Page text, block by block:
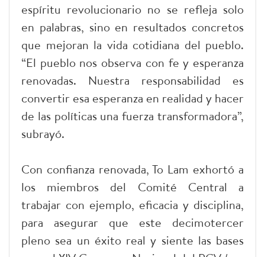
espíritu revolucionario no se refleja solo
en palabras, sino en resultados concretos
que mejoran la vida cotidiana del pueblo.
“El pueblo nos observa con fe y esperanza
renovadas. Nuestra responsabilidad es
convertir esa esperanza en realidad y hacer
de las políticas una fuerza transformadora”,
subrayó.
Con confianza renovada, To Lam exhortó a
los miembros del Comité Central a
trabajar con ejemplo, eficacia y disciplina,
para asegurar que este decimotercer
pleno sea un éxito real y siente las bases